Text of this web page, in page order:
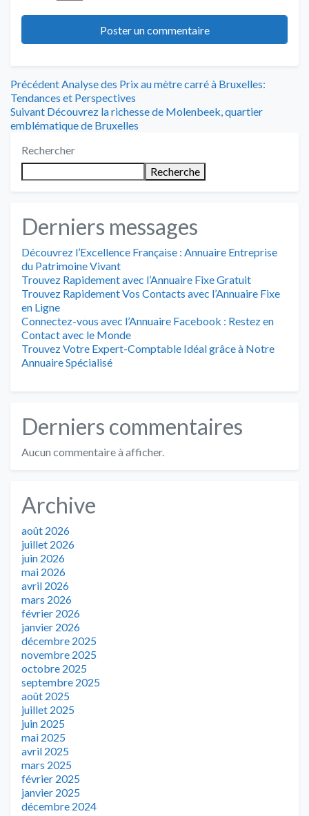
Navigation
de
l’article
Précédent Article
précédent
:
Analyse des Prix au mètre carré à Bruxelles:
Tendances et Perspectives
Suivant Article
suivant
Découvrez la richesse de Molenbeek, quartier
emblématique de Bruxelles
Rechercher
Recherche
Derniers messages
Découvrez l’Excellence Française : Annuaire Entreprise
du Patrimoine Vivant
Trouvez Rapidement avec l’Annuaire Fixe Gratuit
Trouvez Rapidement Vos Contacts avec l’Annuaire Fixe
en Ligne
Connectez-vous avec l’Annuaire Facebook : Restez en
Contact avec le Monde
Trouvez Votre Expert-Comptable Idéal grâce à Notre
Annuaire Spécialisé
Derniers commentaires
Aucun commentaire à afficher.
Archive
août 2026
juillet 2026
juin 2026
mai 2026
avril 2026
mars 2026
février 2026
janvier 2026
décembre 2025
novembre 2025
octobre 2025
septembre 2025
août 2025
juillet 2025
juin 2025
mai 2025
avril 2025
mars 2025
février 2025
janvier 2025
décembre 2024